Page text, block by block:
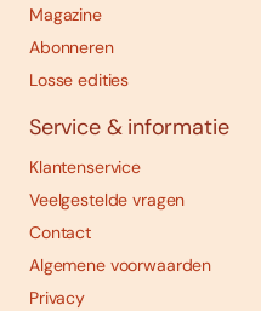
Magazine
Abonneren
Losse edities
Service & informatie
Klantenservice
Veelgestelde vragen
Contact
Algemene voorwaarden
Privacy